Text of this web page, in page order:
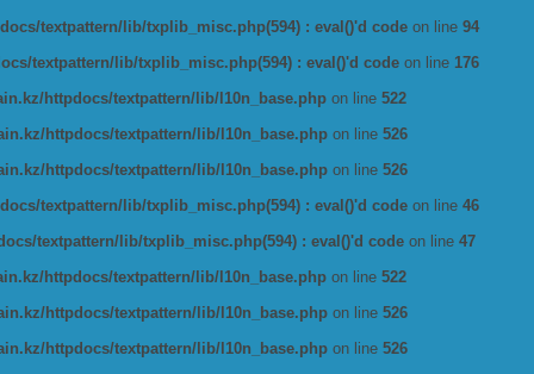
textpattern/lib/txplib_misc.php(594) : eval()'d code on line 94
textpattern/lib/txplib_misc.php(594) : eval()'d code on line 176
httpdocs/textpattern/lib/l10n_base.php on line 522
httpdocs/textpattern/lib/l10n_base.phpon line 526
httpdocs/textpattern/lib/l10n_base.phpon line 526
textpattern/lib/txplib_misc.php(594) : eval()'d code on line 46
textpattern/lib/txplib_misc.php(594) : eval()'d codeon line 47
httpdocs/textpattern/lib/l10n_base.php on line 522
httpdocs/textpattern/lib/l10n_base.phpon line 526
httpdocs/textpattern/lib/l10n_base.phpon line 526